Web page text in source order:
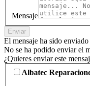
Mensaje
Enviar
El mensaje ha sido
No se ha podido enviar el
¿Quieres enviar este
Albatec